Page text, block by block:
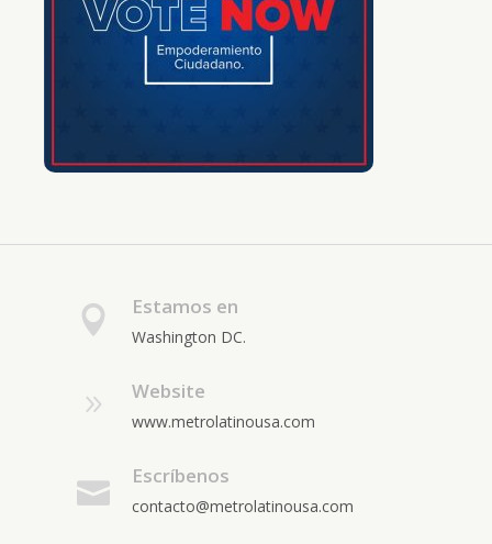
Estamos en
Washington DC.
Website
www.metrolatinousa.com
Escríbenos
contacto@metrolatinousa.com